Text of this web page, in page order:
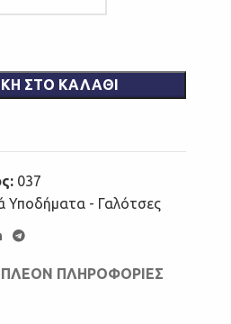
ΣΤΟ ΚΑΛΆΘΙ
037
Υποδήματα - Γαλότσες
ΠΛΗΡΟΦΟΡΊΕΣ